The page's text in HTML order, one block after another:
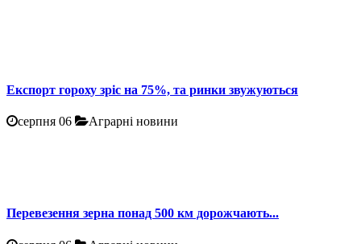
Експорт гороху зріс на 75%, та ринки звужуються
серпня 06 Аграрні новини
Перевезення зерна понад 500 км дорожчають...